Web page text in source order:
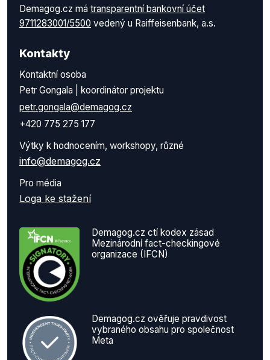
Demagog.cz má transparentní bankovní účet
9711283001/5500 vedený u Raiffeisenbank, a.s.
Kontakty
Kontaktní osoba
Petr Gongala | koordinátor projektu
petr.gongala@demagog.cz
+420 775 275 177
Výtky k hodnocením, workshopy, různé
info@demagog.cz
Pro média
Loga ke stažení
Demagog.cz ctí kodex zásad
Mezinárodní fact-checkingové
organizace (IFCN)
Demagog.cz ověřuje pravdivost
vybraného obsahu pro společnost
Meta